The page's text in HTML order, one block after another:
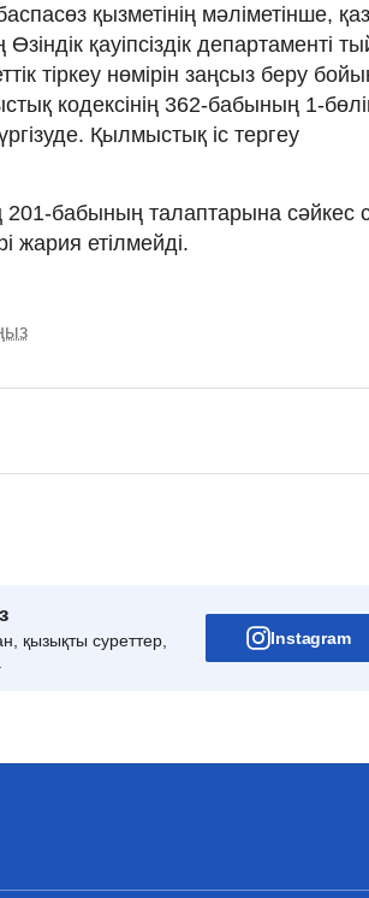
қызметінің мәліметінше,
Өзіндік қауіпсіздік департаменті
тіркеу нөмірін заңсыз беру
кодексінің 362-бабының 1-
Қылмыстық іс тергеу
201-бабының талаптарына сәйкес
жария етілмейді.
қызықты суреттер,
Instagram